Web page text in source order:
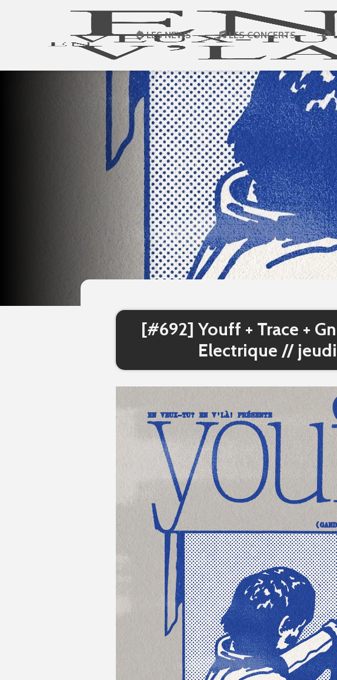
LES NEWS LES CONCERTS
[#692] Youff + Trace +
Electrique // jeudi